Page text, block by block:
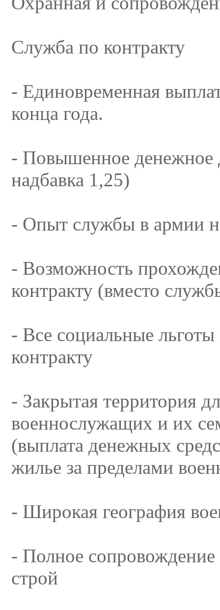
Служба по контракту
- Единовременная
конца года.
- Повышенное денежное
надбавка 1,25)
- Опыт службы в армии
- Возможность
контракту (вместо
- Все социальные
контракту
- Закрытая территория
военнослужащих и их
(выплата денежных
жилье за пределами
- Широкая география
- Полное сопровождение
строй